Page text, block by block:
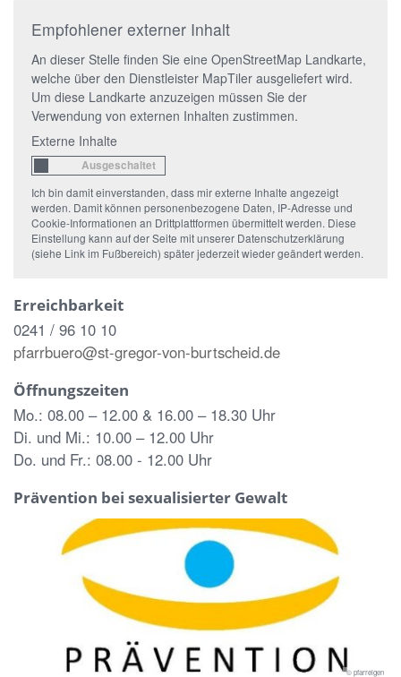
Empfohlener externer Inhalt
An dieser Stelle finden Sie eine OpenStreetMap Landkarte,
welche über den Dienstleister MapTiler ausgeliefert wird.
Um diese Landkarte anzuzeigen müssen Sie der
Verwendung von externen Inhalten zustimmen.
Externe Inhalte
Ich bin damit einverstanden, dass mir externe Inhalte angezeigt
werden. Damit können personenbezogene Daten, IP-Adresse und
Cookie-Informationen an Drittplattformen übermittelt werden. Diese
Einstellung kann auf der Seite mit unserer Datenschutzerklärung
(siehe Link im Fußbereich) später jederzeit wieder geändert werden.
Erreichbarkeit
0241 / 96 10 10
pfarrbuero@st-gregor-von-burtscheid.de
Öffnungszeiten
Mo.: 08.00 – 12.00 & 16.00 – 18.30 Uhr
Di. und Mi.: 10.00 – 12.00 Uhr
Do. und Fr.: 08.00 - 12.00 Uhr
Prävention bei sexualisierter Gewalt
© pfarreigen